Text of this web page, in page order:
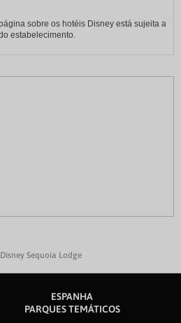
Disney Sequoia Lodge
sobre os hotéis Disney está sujeita a
estabelecimento.
ESPANHA
PARQUES TEMÁTICOS